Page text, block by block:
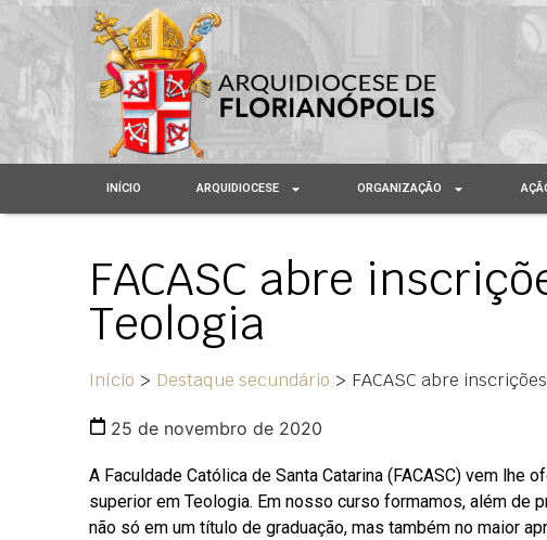
INÍCIO ARQUIDIOCESE ORGANIZAÇÃO
FACASC abre
Teologia
Início > Destaque secundário > FACASC abre
25 de novembro de 2020
A Faculdade Católica de Santa Catarina (FACASC) vem
superior em Teologia. Em nosso curso formamos, além
não só em um título de graduação, mas também no maior